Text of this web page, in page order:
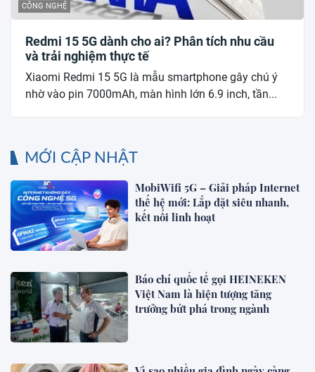
CÔNG NGHỆ
Redmi 15 5G dành cho ai? Phân tích nhu cầu
và trải nghiệm thực tế
Xiaomi Redmi 15 5G là mẫu smartphone gây chú ý
nhờ vào pin 7000mAh, màn hình lớn 6.9 inch, tần...
MỚI CẬP NHẬT
MobiWifi 5G – Giải pháp Internet
thế hệ mới: Lắp đặt siêu nhanh,
kết nối linh hoạt
Báo chí quốc tế gọi HEINEKEN
Việt Nam là hiện tượng tăng
trưởng bứt phá trong ngành